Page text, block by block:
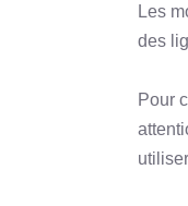
Les
des
Pour